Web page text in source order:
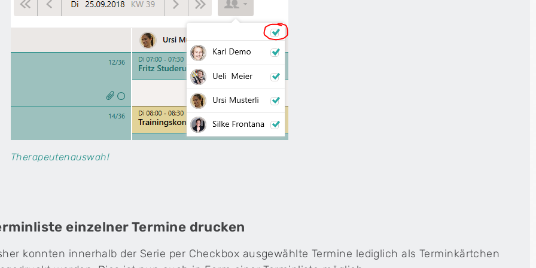
Therapeutenauswahl
einzelner Termine drucken
konnten innerhalb der Serie per Checkbox ausgewählte Termine lediglich als Terminkärtchen